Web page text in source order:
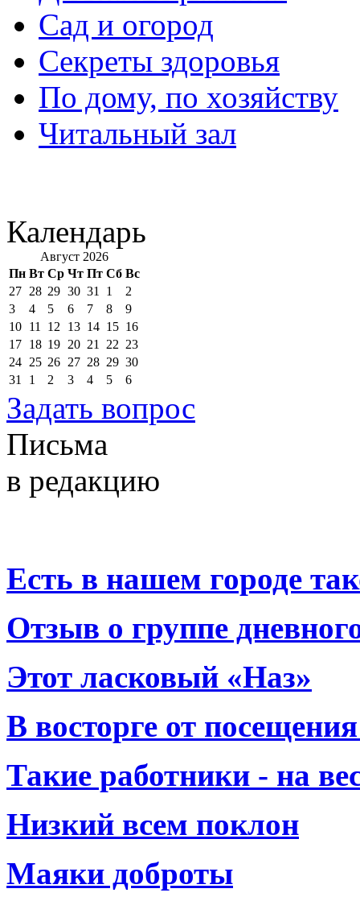
Сад и огород
Секреты здоровья
По дому, по хозяйству
Читальный зал
Календарь
Август 2026
Пн Вт Ср Чт Пт Сб Вс
27 28 29 30 31 1
2
3
4 5 6 7 8
9
10 11 12 13 14 15 16
17 18 19 20 21 22 23
24 25 26 27 28 29 30
31
1 2 3 4 5 6
Задать вопрос
Письма
в редакцию
Есть в нашем городе
Отзыв о группе
Этот ласковый «Наз»
В восторге от
Такие работники - на
Низкий всем поклон
Маяки доброты